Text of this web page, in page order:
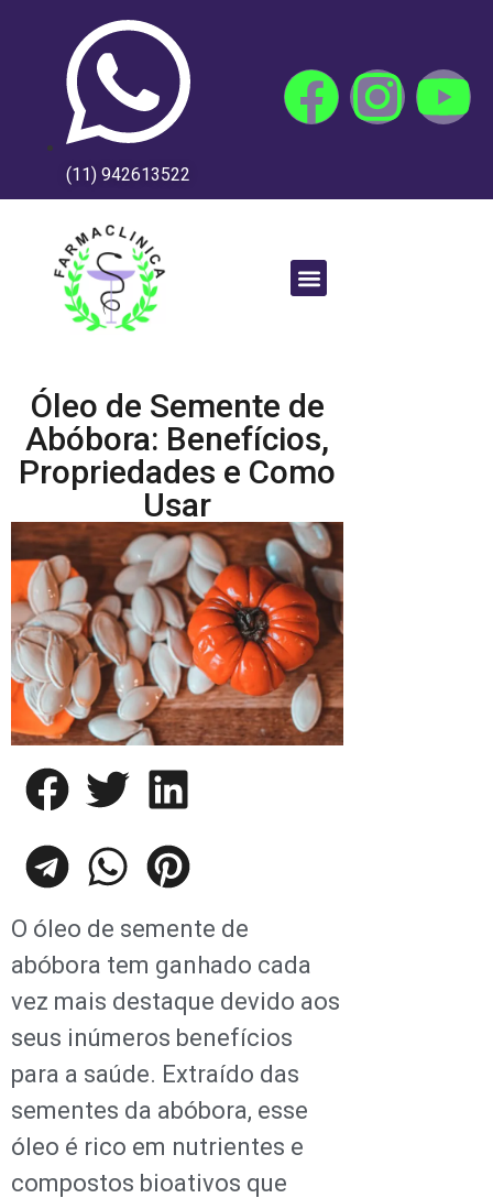
(11) 942613522
Óleo de Semente de
Abóbora: Benefícios,
Propriedades e Como
Usar
O óleo de semente de
abóbora tem ganhado cada
vez mais destaque devido aos
seus inúmeros benefícios
para a saúde. Extraído das
sementes da abóbora, esse
óleo é rico em nutrientes e
compostos bioativos que